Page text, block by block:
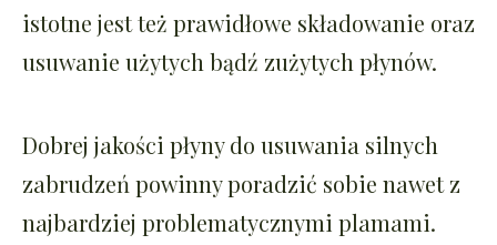
istotne jest też prawidłowe składowanie oraz
usuwanie użytych bądź zużytych płynów.
Dobrej jakości płyny do usuwania silnych
zabrudzeń powinny poradzić sobie nawet z
najbardziej problematycznymi plamami.